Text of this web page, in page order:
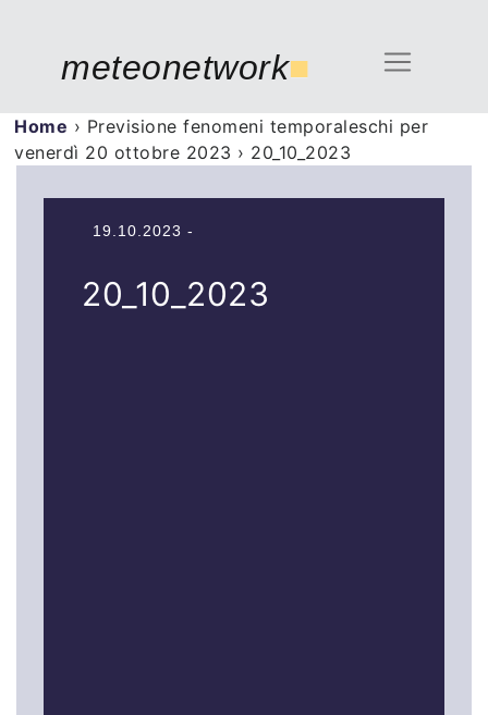
meteonetwork■
Home › Previsione fenomeni temporaleschi per
venerdì 20 ottobre 2023 › 20_10_2023
19.10.2023 -
20_10_2023